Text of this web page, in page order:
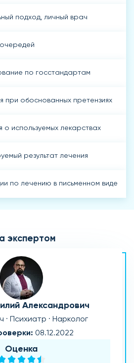
подход, личный врач
по госстандартам
при обоснованных претензиях
о используемых лекарствах
результат лечения
по лечению в письменном виде
экспертом
Александрович
· Психиатр · Нарколог
08.12.2022
Оценка